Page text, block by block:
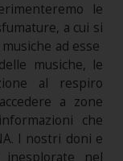
le
a cui si
ad esse
musiche, le
al respiro
a zone
che
I nostri doni e